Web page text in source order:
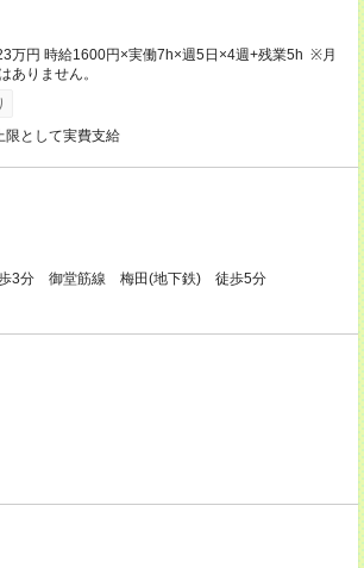
円 時給1600円×実働7h×週5日×4週+残業5h ※月
ありません。
限として実費支給
3分 御堂筋線 梅田(地下鉄) 徒歩5分